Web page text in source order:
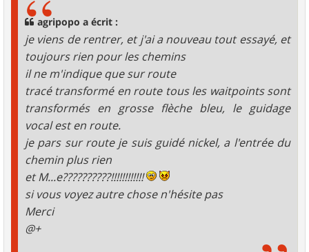
agripopo a écrit :
je viens de rentrer, et j'ai a nouveau tout essayé, et
toujours rien pour les chemins
il ne m'indique que sur route
tracé transformé en route tous les waitpoints sont
transformés en grosse flèche bleu, le guidage
vocal est en route.
je pars sur route je suis guidé nickel, a l'entrée du
chemin plus rien
et M...e??????????!!!!!!!!!!!!
si vous voyez autre chose n'hésite pas
Merci
@+